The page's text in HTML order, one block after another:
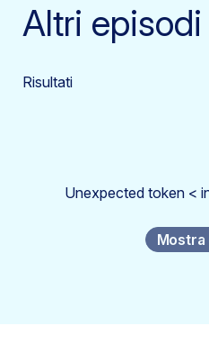
Altri episodi
Risultati
Unexpected token <
Mostra